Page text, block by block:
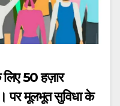
50 हज़ार
पर मूलभूत सुविधा के